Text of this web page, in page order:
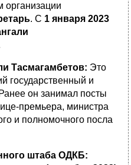
. С 1 января 2023
Тасмагамбетов: Это
государственный и
он занимал посты
премьера, министра
и полномочного посла
штаба ОДКБ: